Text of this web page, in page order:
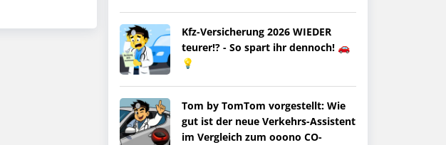
Kfz-Versicherung 2026 WIEDER
teurer!? - So spart ihr dennoch! 🚗
💡
Tom by TomTom vorgestellt: Wie
gut ist der neue Verkehrs-Assistent
im Vergleich zum ooono CO-